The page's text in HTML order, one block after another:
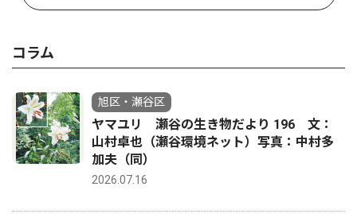
コラム
旭区・瀬谷区
ヤマユリ 瀬谷の生き物だより 196 文：
山村卓也（瀬谷環境ネット）写真：中村多
加夫（同）
2026.07.16